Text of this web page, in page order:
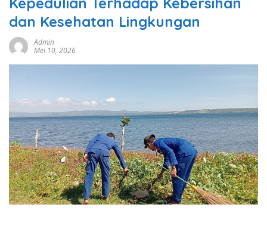
dan Kesehatan Lingkungan
Admin
Mei 10, 2026